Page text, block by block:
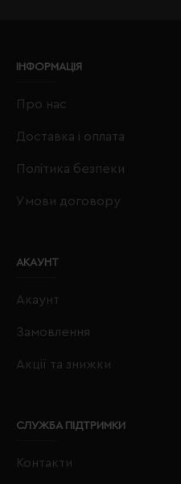
ІНФОРМАЦІЯ
Про нас
Доставка і оплата
Політика безпеки
Умови договору
АКАУНТ
Акаунт
Замовлення
Акції та знижки
СЛУЖБА ПІДТРИМКИ
Контакти